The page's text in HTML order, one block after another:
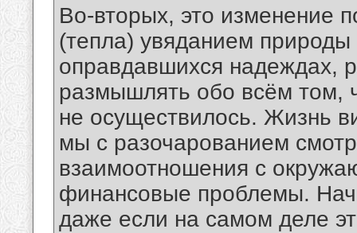
Во-вторых, это изменение
(тепла) увяданием
оправдавшихся надеждах,
размышлять обо всём том,
не осуществилось. Жизнь
мы с разочарованием
взаимоотношения с
финансовые проблемы.
даже если на самом деле